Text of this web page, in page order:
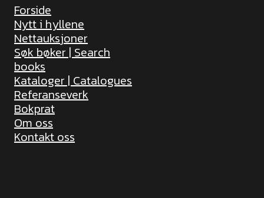
Forside
Nytt i hyllene
Nettauksjoner
Søk bøker | Search
books
Kataloger | Catalogues
Referanseverk
Bokprat
Om oss
Kontakt oss